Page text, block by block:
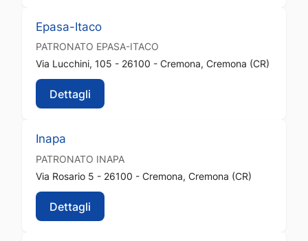
Epasa-Itaco
PATRONATO EPASA-ITACO
Via Lucchini, 105 - 26100 - Cremona, Cremona (CR)
Dettagli
Inapa
PATRONATO INAPA
Via Rosario 5 - 26100 - Cremona, Cremona (CR)
Dettagli